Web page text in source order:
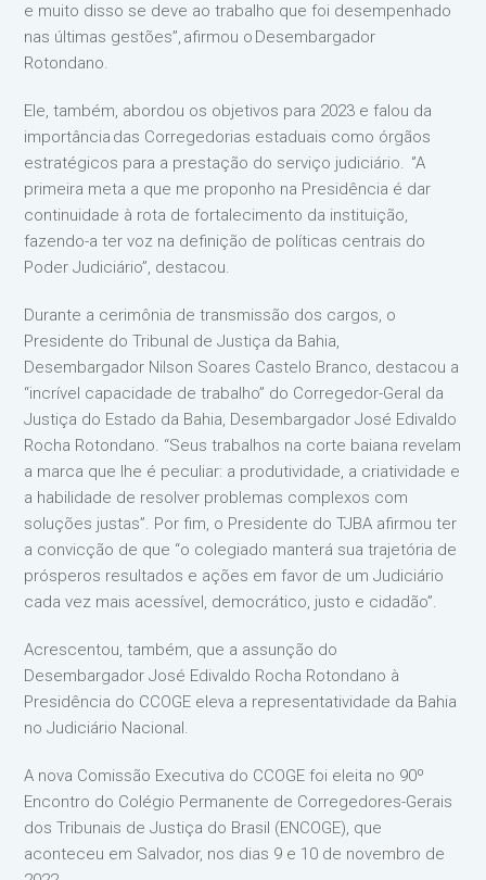
e muito disso se deve ao trabalho que foi desempenhado
nas últimas gestões’’, afirmou o Desembargador
Rotondano.
Ele, também, abordou os objetivos para 2023 e falou da
importância das Corregedorias estaduais como órgãos
estratégicos para a prestação do serviço judiciário. ‘’A
primeira meta a que me proponho na Presidência é dar
continuidade à rota de fortalecimento da instituição,
fazendo-a ter voz na definição de políticas centrais do
Poder Judiciário’’, destacou.
Durante a cerimônia de transmissão dos cargos, o
Presidente do Tribunal de Justiça da Bahia,
Desembargador Nilson Soares Castelo Branco, destacou a
“incrível capacidade de trabalho” do Corregedor-Geral da
Justiça do Estado da Bahia, Desembargador José Edivaldo
Rocha Rotondano. “Seus trabalhos na corte baiana revelam
a marca que lhe é peculiar: a produtividade, a criatividade e
a habilidade de resolver problemas complexos com
soluções justas”. Por fim, o Presidente do TJBA afirmou ter
a convicção de que “o colegiado manterá sua trajetória de
prósperos resultados e ações em favor de um Judiciário
cada vez mais acessível, democrático, justo e cidadão”.
Acrescentou, também, que a assunção do
Desembargador José Edivaldo Rocha Rotondano à
Presidência do CCOGE eleva a representatividade da Bahia
no Judiciário Nacional.
A nova Comissão Executiva do CCOGE foi eleita no 90º
Encontro do Colégio Permanente de Corregedores-Gerais
dos Tribunais de Justiça do Brasil (ENCOGE), que
aconteceu em Salvador, nos dias 9 e 10 de novembro de